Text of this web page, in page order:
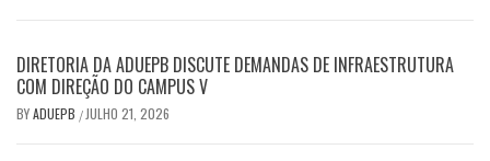
DIRETORIA DA ADUEPB DISCUTE DEMANDAS DE INFRAESTRUTURA
COM DIREÇÃO DO CAMPUS V
BYADUEPB / JULHO 21, 2026